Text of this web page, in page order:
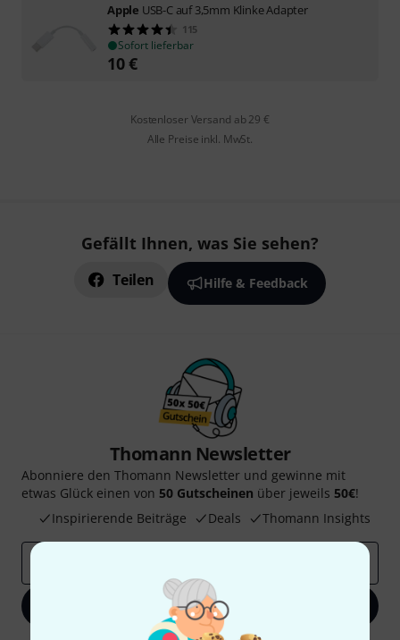
Apple USB-C auf 3,5mm Klinke Adapter
115
Sofort lieferbar
10€
Kostenloser Versand ab 29 €
Alle Preise inkl. MwSt.
Gefällt Ihnen, was Sie sehen?
Teilen Hilfe & Feedback
Thomann Newsletter
Abonniere den Thomann Newsletter und gewinne mit
etwas Glück einen von 50 Gutscheinen über jeweils 50€!
Inspirierende Beiträge
Deals Thomann Insights
Jetzt anmelden